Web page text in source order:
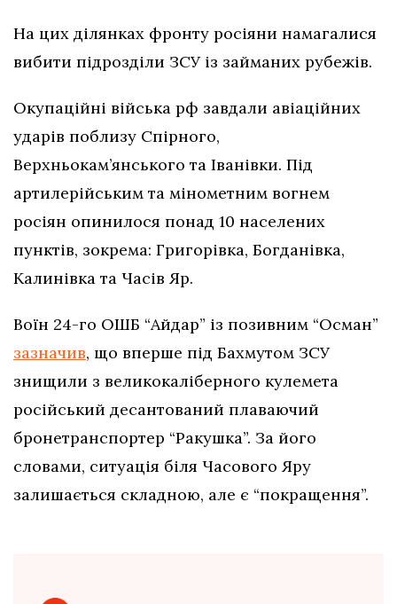
На цих ділянках фронту росіяни намагалися
вибити підрозділи ЗСУ із займаних рубежів.
Окупаційні війська рф завдали авіаційних
ударів поблизу Спірного,
Верхньокам’янського та Іванівки. Під
артилерійським та мінометним вогнем
росіян опинилося понад 10 населених
пунктів, зокрема: Григорівка, Богданівка,
Калинівка та Часів Яр.
Воїн 24-го ОШБ “Айдар” із позивним “Осман”
зазначив, що вперше під Бахмутом ЗСУ
знищили з великокаліберного кулемета
російський десантований плаваючий
бронетранспортер “Ракушка”. За його
словами, ситуація біля Часового Яру
залишається складною, але є “покращення”.